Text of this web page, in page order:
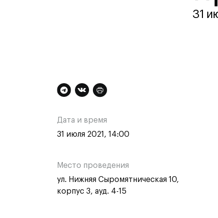
31
Дополнительная
информация
о
Дата и время
31 июля 2021, 14:00
Место проведения
ул. Нижняя Сыромятническая 10,
корпус 3, ауд. 4-15